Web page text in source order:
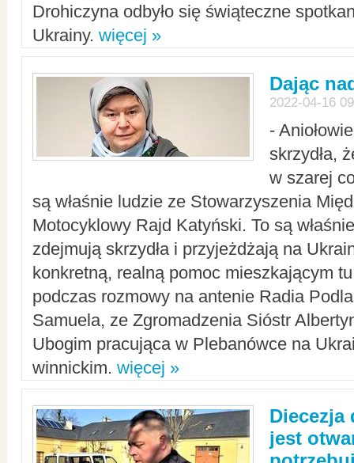
Drohiczyna odbyło się świąteczne
Ukrainy. więcej »
Dając
2022-04-16
-
skrzydła,
w szarej
są właśnie ludzie ze Stowarzyszenia
Motocyklowy Rajd Katyński. To są
zdejmują skrzydła i przyjeżdżają na
konkretną, realną pomoc mieszkającym
podczas rozmowy na antenie Radia
Samuela, ze Zgromadzenia Sióstr
Ubogim pracująca w Plebanówce na
winnickim. więcej »
Diecezja
jest